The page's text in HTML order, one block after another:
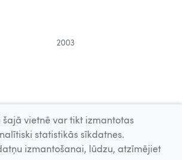
2003
Uz augšu
šajā vietnē var tikt izmantotas
statistikās sīkdatnes.
izmantošanai, lūdzu, atzīmējiet